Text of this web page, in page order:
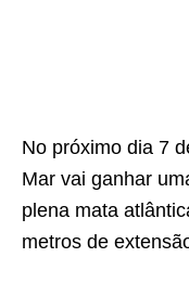
No próximo dia 7
Mar vai ganhar
plena mata
metros de